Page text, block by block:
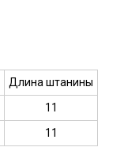
Длина штанины
11
11